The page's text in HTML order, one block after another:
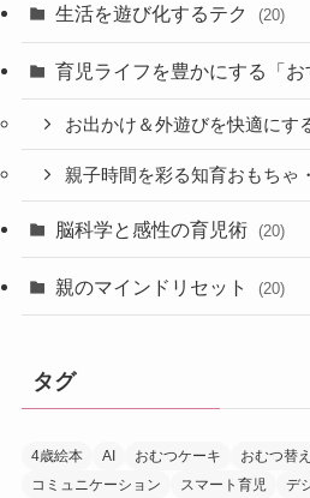
生活を遊び化するテク (20)
育児ライフを豊かにする「お
お出かけ＆外遊びを快適にす
親子時間を彩る知育おもちゃ
脳科学と感性の育児術 (20)
親のマインドリセット (20)
タグ
4歳絵本 AI おむつケーキ おむつ替
コミュニケーション
スマート育児 デ